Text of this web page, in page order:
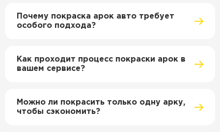
Почему покраска арок авто требует
особого подхода?
Как проходит процесс покраски арок в
вашем сервисе?
Можно ли покрасить только одну арку,
чтобы сэкономить?